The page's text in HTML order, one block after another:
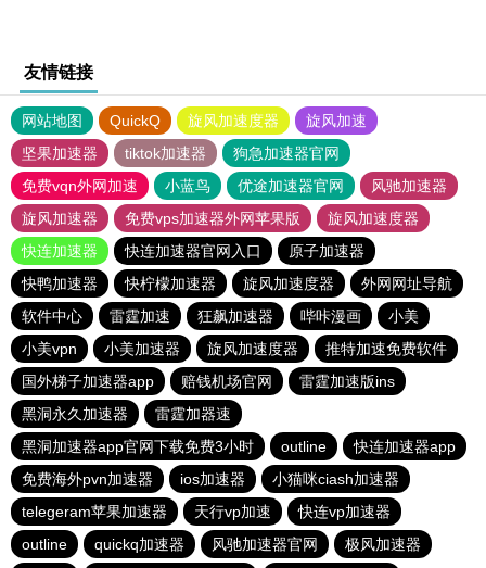
友情链接
网站地图 QuickQ 旋风加速度器
旋风加速
坚果加速器
tiktok加速器
狗急加速器官网
免费vqn外网加速
小蓝鸟 优途加速器官网
风驰加速器
旋风加速器
免费vps加速器外网苹果版
旋风加速度器
快连加速器
快连加速器官网入口
原子加速器
快鸭加速器
快柠檬加速器 旋风加速度器
外网网址导航
软件中心
雷霆加速 狂飙加速器 哔咔漫画
小美
小美vpn
小美加速器 旋风加速度器
推特加速免费软件
国外梯子加速器app
赔钱机场官网
雷霆加速版ins
黑洞永久加速器
雷霆加器速
黑洞加速器app官网下载免费3小时
outline
快连加速器app
免费海外pvn加速器
ios加速器
小猫咪ciash加速器
telegeram苹果加速器
天行vp加速
快连vp加速器
outline
quickq加速器 风驰加速器官网 极风加速器